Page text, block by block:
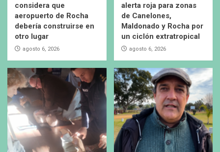
considera que
aeropuerto de Rocha
debería construirse en
otro lugar
agosto 6, 2026
alerta roja para zonas
de Canelones,
Maldonado y Rocha por
un ciclón extratropical
agosto 6, 2026